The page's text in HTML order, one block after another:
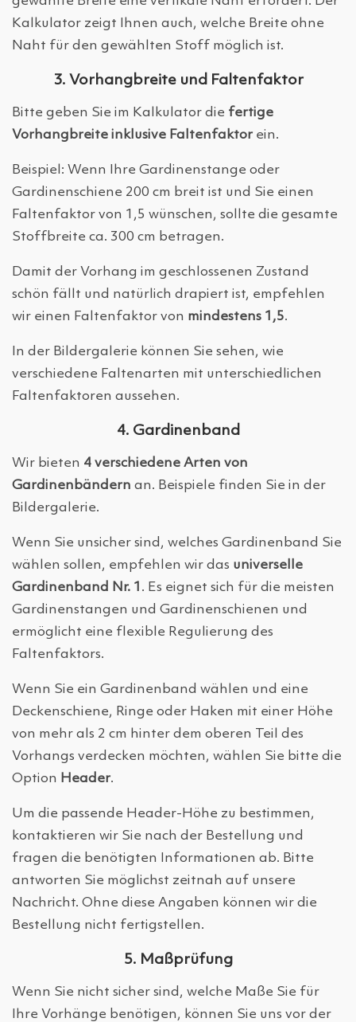
Kalkulator zeigt Ihnen auch, welche Breite ohne
Naht für den gewählten Stoff möglich ist.
3. Vorhangbreite und Faltenfaktor
Bitte geben Sie im Kalkulator die fertige
Vorhangbreite inklusive Faltenfaktor ein.
Beispiel: Wenn Ihre Gardinenstange oder
Gardinenschiene 200 cm breit ist und Sie einen
Faltenfaktor von 1,5 wünschen, sollte die gesamte
Stoffbreite ca. 300 cm betragen.
Damit der Vorhang im geschlossenen Zustand
schön fällt und natürlich drapiert ist, empfehlen
wir einen Faltenfaktor von mindestens 1,5.
In der Bildergalerie können Sie sehen, wie
verschiedene Faltenarten mit unterschiedlichen
Faltenfaktoren aussehen.
4. Gardinenband
Wir bieten 4 verschiedene Arten von
Gardinenbändern an. Beispiele finden Sie in der
Bildergalerie.
Wenn Sie unsicher sind, welches Gardinenband Sie
wählen sollen, empfehlen wir das universelle
Gardinenband Nr. 1 . Es eignet sich für die meisten
Gardinenstangen und Gardinenschienen und
ermöglicht eine flexible Regulierung des
Faltenfaktors.
Wenn Sie ein Gardinenband wählen und eine
Deckenschiene, Ringe oder Haken mit einer Höhe
von mehr als 2 cm hinter dem oberen Teil des
Vorhangs verdecken möchten, wählen Sie bitte die
Option Header.
Um die passende Header-Höhe zu bestimmen,
kontaktieren wir Sie nach der Bestellung und
fragen die benötigten Informationen ab. Bitte
antworten Sie möglichst zeitnah auf unsere
Nachricht. Ohne diese Angaben können wir die
Bestellung nicht fertigstellen.
5. Maßprüfung
Wenn Sie nicht sicher sind, welche Maße Sie für
Ihre Vorhänge benötigen, können Sie uns vor der